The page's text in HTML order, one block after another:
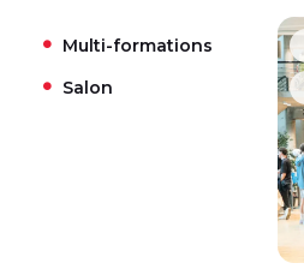
Multi-formations
Salon